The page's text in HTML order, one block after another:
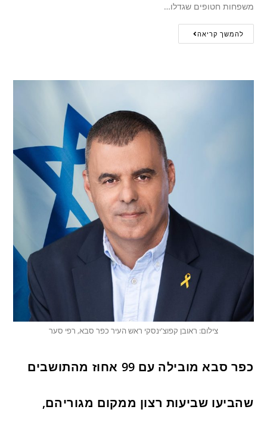
משפחות חטופים שגדלו…
להמשך קריאה
צילום: ראובן קפוצ'ינסקי ראש העיר כפר סבא, רפי סער
כפר סבא מובילה עם 99 אחוז מהתושבים
שהביעו שביעות רצון ממקום מגוריהם,